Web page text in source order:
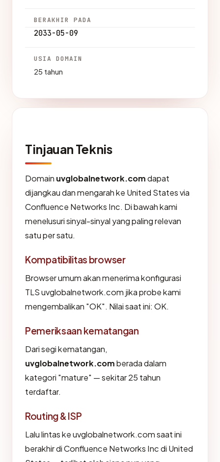
BERAKHIR PADA
2033-05-09
USIA DOMAIN
25 tahun
Tinjauan Teknis
Domain uvglobalnetwork.comdapat
dijangkau dan mengarah ke United States via
Confluence Networks Inc. Di bawah kami
menelusuri sinyal-sinyal yang paling relevan
satu per satu.
Kompatibilitas browser
Browser umum akan menerima konfigurasi
TLS uvglobalnetwork.com jika probe kami
mengembalikan "OK". Nilai saat ini: OK.
Pemeriksaan kematangan
Dari segi kematangan,
uvglobalnetwork.comberada dalam
kategori "mature" — sekitar 25 tahun
terdaftar.
Routing & ISP
Lalu lintas ke uvglobalnetwork.com saat ini
berakhir di Confluence Networks Inc di United